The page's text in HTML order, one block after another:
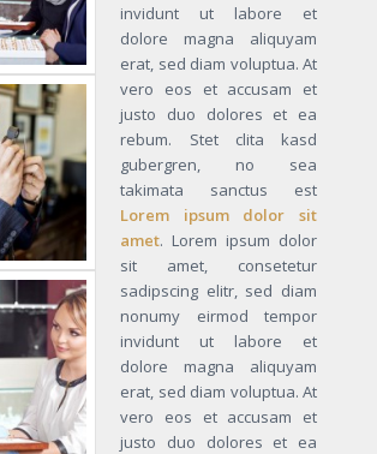
invidunt ut labore et
dolore magna aliquyam
erat, sed diam voluptua. At
vero eos et accusam et
justo duo dolores et ea
rebum. Stet clita kasd
gubergren, no sea
takimata sanctus est
Lorem ipsum dolor sit
amet. Lorem ipsum dolor
sit amet, consetetur
sadipscing elitr, sed diam
nonumy eirmod tempor
invidunt ut labore et
dolore magna aliquyam
erat, sed diam voluptua. At
vero eos et accusam et
justo duo dolores et ea